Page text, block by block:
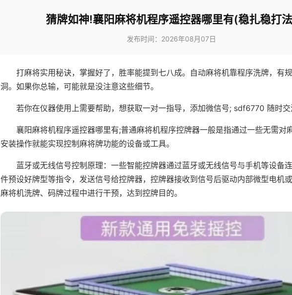
猜牌如神!襄阳麻将机程序遥控器哪里有(稳扎稳打
发布时间：2026年08月07日
打麻将实用秘诀，掌握好了，胜率能提到七八成。自动麻将机靠程序洗牌，有
洞。如果你总输，可能就是没注意这些细节。
若你在仪器使用上需要帮助，想获取一对一指导，添加微信号; sdf6770 随时交
襄阳麻将机程序遥控器哪里有;普通麻将机程序控牌器一般是指通过一些无需对
安装操作就能实现控制麻将牌功能的设备或工具。
蓝牙或无线信号控制原理：一些智能控牌器通过蓝牙或无线信号与手机等设备
件预设好牌型等指令，发送信号给控牌器，控牌器接收到信号后驱动内部微型电机
麻将机洗牌、码牌过程中进行干预，达到控牌目的。